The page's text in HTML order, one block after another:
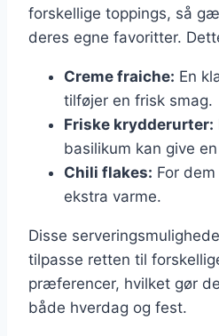
forskellige toppings, så
deres egne favoritter.
Creme fraiche: En
tilføjer en frisk smag.
Friske krydderurter:
basilikum kan give
Chili flakes: For
ekstra varme.
Disse
tilpasse retten til
præferencer, hvilket gør
både hverdag og fest.